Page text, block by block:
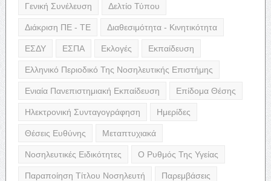
Γενική Συνέλευση Δελτίο Τύπου
Διάκριση ΠΕ - ΤΕ Διαθεσιμότητα - Κινητικότητα
ΕΣΔΥ ΕΣΠΑ Εκλογές Εκπαίδευση
Ελληνικό Περιοδικό Της Νοσηλευτικής Επιστήμης
Ενιαία Πανεπιστημιακή Εκπαίδευση Επίδομα Θέσης
Ηλεκτρονική Συνταγογράφηση Ημερίδες
Θέσεις Ευθύνης Μεταπτυχιακά
Νοσηλευτικές Ειδικότητες Ο Ρυθμός Της Υγείας
Παραποίηση Τίτλου Νοσηλευτή Παρεμβάσεις